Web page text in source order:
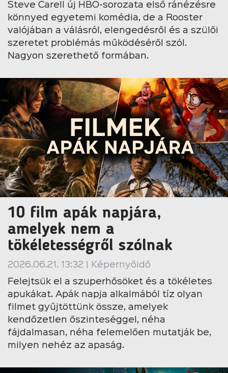
Steve Carell új HBO-sorozata első ránézésre
könnyed egyetemi komédia, de a Rooster
valójában a válásról, elengedésről és a szülői
szeretet problémás működéséről szól.
Nagyon szerethető formában.
10 film apák napjára,
amelyek nem a
tökéletességről szólnak
2026.06.21. 13:32 | Képernyőidő
Felejtsük el a szuperhősöket és a tökéletes
apukákat. Apák napja alkalmából tíz olyan
filmet gyűjtöttünk össze, amelyek
kendőzetlen őszinteséggel, néha
fájdalmasan, néha felemelően mutatják be,
milyen nehéz az apaság.